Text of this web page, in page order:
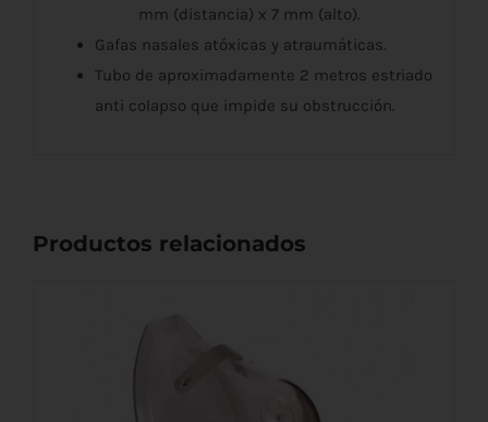
mm (distancia) x 7 mm (alto).
Gafas nasales atóxicas y atraumáticas.
Tubo de aproximadamente 2 metros estriado
anti colapso que impide su obstrucción.
Productos relacionados